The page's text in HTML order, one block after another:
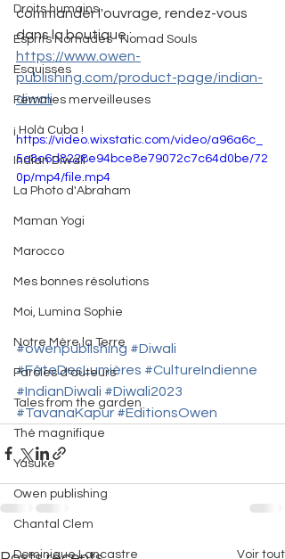
Droits humains
Esprits Nomades · Nomad Souls
Esquisses
Femmes merveilleuses
¡ Holà Cuba !
Indian Diwali
La Photo d'Abraham
Maman Yogi
Marocco
Mes bonnes résolutions
Moi, Lumina Sophie
Notre Mère la Terre
Paroles d'auteurs
Tales from the garden
Thé magnifique
Yasuke
Owen publishing
Chantal Clem
Dominique Lancastre
commander l'ouvrage, rendez-vous
dans la boutique :
https://www.owen-
publishing.com/product-page/indian-
diwali
https://video.wixstatic.com/video/a96a6c_
5c8c6d8228e94bce8e79072c7c64d0be/72
0p/mp4/file.mp4
#owenpublishing #Diwali
#FêteDesLumières #CultureIndienne
#IndianDiwali #Diwali2023
#TavanaKapur #EditionsOwen
Voir tout